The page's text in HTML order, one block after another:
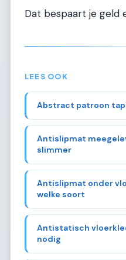
Dat bespaart je geld
LEES OOK
Abstract patroon
Antislipmat
slimmer
Antislipmat onder
welke soort
Antistatisch
nodig